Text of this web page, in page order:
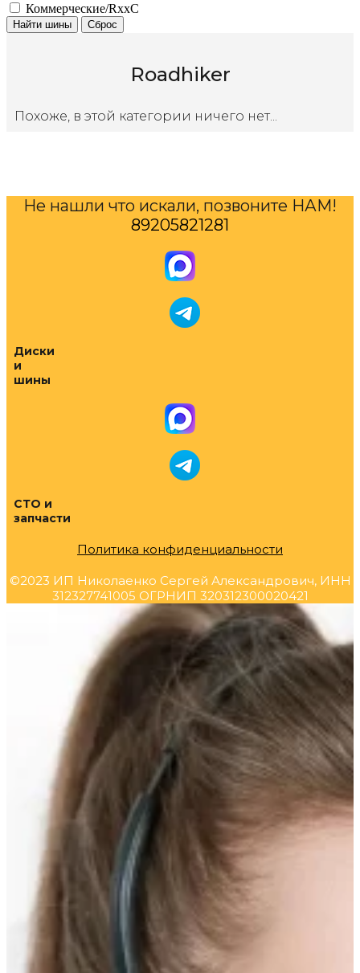
Коммерческие/RxxC
Найти шины Сброс
Roadhiker
Похоже, в этой категории ничего нет...
Не нашли что искали, позвоните НАМ!
89205821281
Диски
и
шины
СТО и
запчасти
Политика конфиденциальности
©2023 ИП Николаенко Сергей Александрович, ИНН
312327741005 ОГРНИП 320312300020421